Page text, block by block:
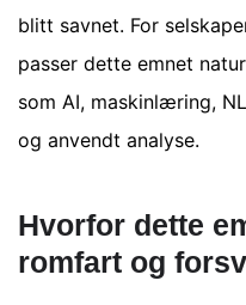
blitt savnet. For
passer dette emnet
som AI, maskinlæring,
og anvendt analyse.
Hvorfor dette
romfart og